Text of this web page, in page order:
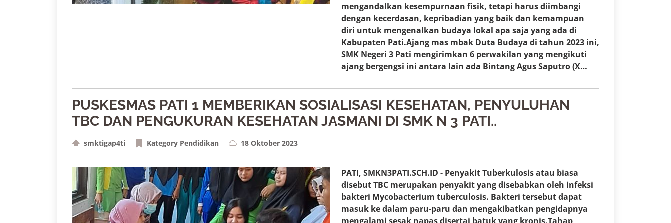
mengandalkan kesempurnaan fisik, tetapi harus diimbangi
dengan kecerdasan, kepribadian yang baik dan kemampuan
diri untuk mengenalkan budaya lokal apa saja yang ada di
Kabupaten Pati.Ajang mas mbak Duta Budaya di tahun 2023 ini,
SMK Negeri 3 Pati mengirimkan 6 perwakilan yang mengikuti
ajang bergengsi ini antara lain ada Bintang Agus Saputro (X…
PUSKESMAS PATI 1 MEMBERIKAN SOSIALISASI KESEHATAN, PENYULUHAN
TBC DAN PENGUKURAN KESEHATAN JASMANI DI SMK N 3 PATI..
smktigap4ti Kategory Pendidikan 18 Oktober 2023
PATI, SMKN3PATI.SCH.ID - Penyakit Tuberkulosis atau biasa
disebut TBC merupakan penyakit yang disebabkan oleh infeksi
bakteri Mycobacterium tuberculosis. Bakteri tersebut dapat
masuk ke dalam paru-paru dan mengakibatkan pengidapnya
mengalami sesak napas disertai batuk yang kronis.Tahap